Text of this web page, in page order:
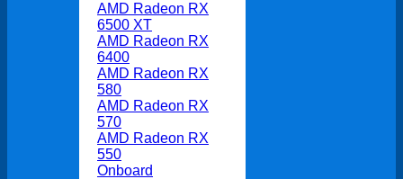
AMD Radeon RX
6500 XT
AMD Radeon RX
6400
AMD Radeon RX
580
AMD Radeon RX
570
AMD Radeon RX
550
Onboard